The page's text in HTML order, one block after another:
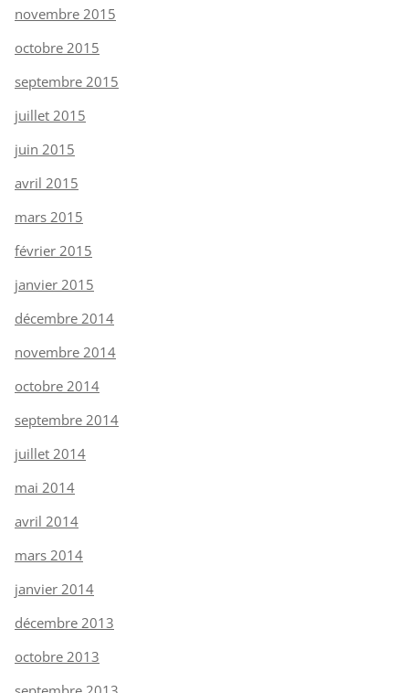
novembre 2015
octobre 2015
septembre 2015
juillet 2015
juin 2015
avril 2015
mars 2015
février 2015
janvier 2015
décembre 2014
novembre 2014
octobre 2014
septembre 2014
juillet 2014
mai 2014
avril 2014
mars 2014
janvier 2014
décembre 2013
octobre 2013